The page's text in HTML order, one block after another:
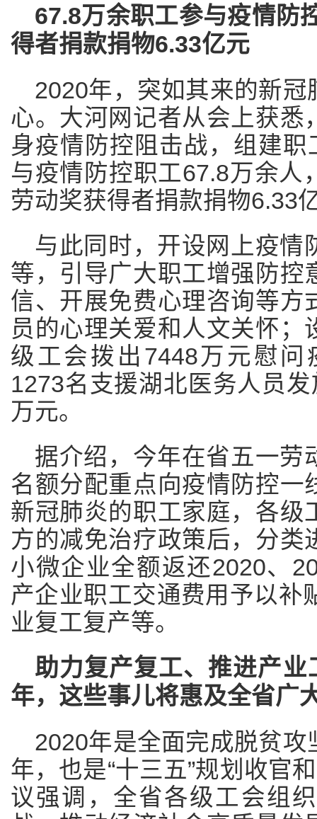
67.8万余职工参与疫情防
得者捐款捐物6.33亿元
2020年，突如其来的新
心。大河网记者从会上获悉
身疫情防控阻击战，组建
与疫情防控职工67.8万余人
劳动奖获得者捐款捐物6.33
与此同时，开设网上疫情
等，引导广大职工增强防控
信、开展免费心理咨询等方
员的心理关爱和人文关怀
级工会拨出7448万元慰
1273名支援湖北医务人员
万元。
据介绍，今年在省五一劳
名额分配重点向疫情防控一
新冠肺炎的职工家庭，各级
方的减免治疗政策后，分类
小微企业全额返还2020、
产企业职工交通费用予以补
业复工复产等。
助力复产复工、推进产业
年，这些事儿将惠及全省广
2020年是全面完成脱贫
年，也是“十三五”规划收官
议强调，全省各级工会组